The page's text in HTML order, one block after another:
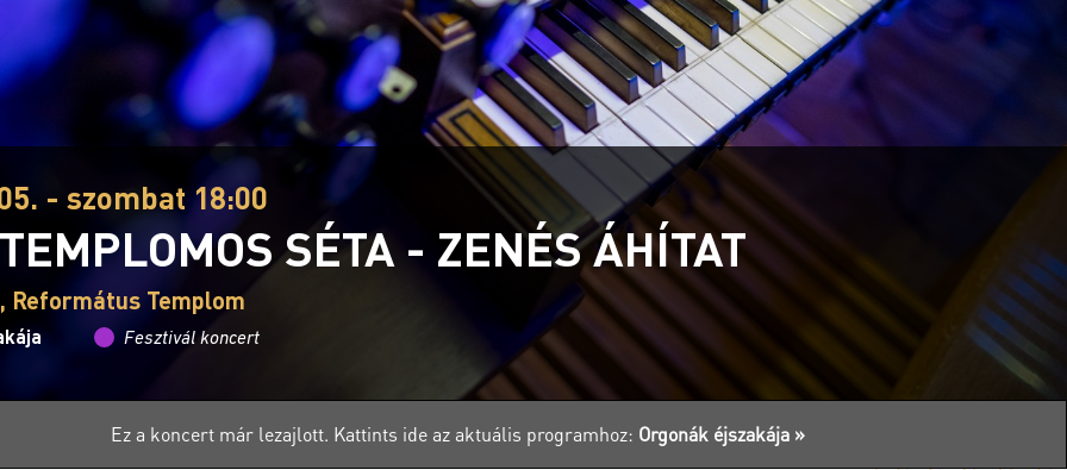
- szombat 18:00
SÉTA - ZENÉS ÁHÍTAT
Református Templom
Fesztivál koncert
Ez a koncert már lezajlott. Kattints ide az aktuális programhoz: Orgonák éjszakája »